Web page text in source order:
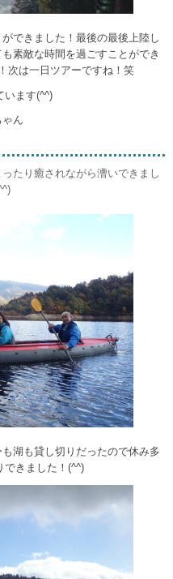
できました！最後の最後上陸し
素敵な時間を過ごすことができ
次は一日ツアーですね！笑
います(^^)
ゃん
たり癒されながら漕いできまし
湖も貸し切りだったので休み多
できました！(^^)